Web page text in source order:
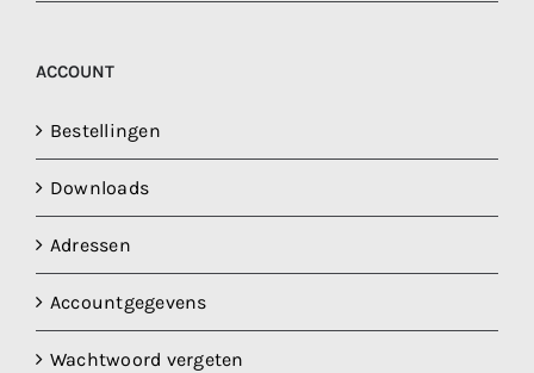
ACCOUNT
Bestellingen
Downloads
Adressen
Accountgegevens
Wachtwoord vergeten